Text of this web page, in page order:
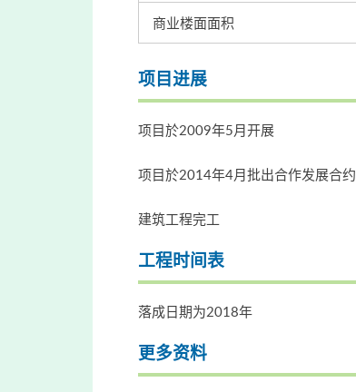
商业楼面面积
项目进展
项目於2009年5月开展
项目於2014年4月批出合作发展合约
建筑工程完工
工程时间表
落成日期为2018年
更多资料